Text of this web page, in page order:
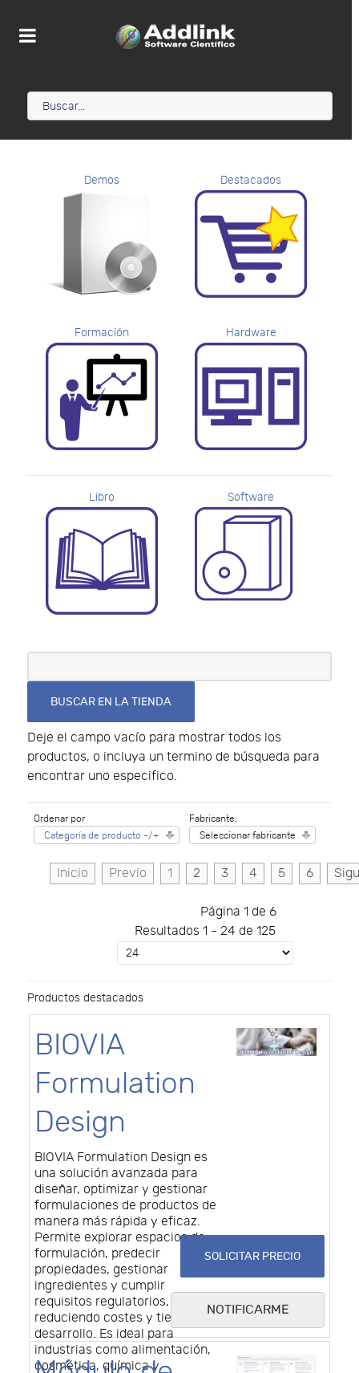
Demos Destacados
Formación Hardware
Libro Software
Deje el campo vacío para mostrar todos los
productos, o incluya un termino de búsqueda para
encontrar uno especifico.
Ordenar por
Categoría de producto -/+
Fabricante:
Seleccionar fabricante
Inicio Previo 1 2 3 4 5 6
Página 1 de 6
Resultados 1 - 24 de 125
Productos destacados
BIOVIA
Formulation
Design
BIOVIA Formulation Design es
una solución avanzada para
diseñar, optimizar y gestionar
formulaciones de productos de
manera más rápida y eficaz.
Permite explorar espacios de
formulación, predecir
propiedades, gestionar
ingredientes y cumplir
requisitos regulatorios,
reduciendo costes y tiempo de
desarrollo. Es ideal para
industrias como alimentación,
cosmética, química y
SOLICITAR PRECIO
NOTIFICARME